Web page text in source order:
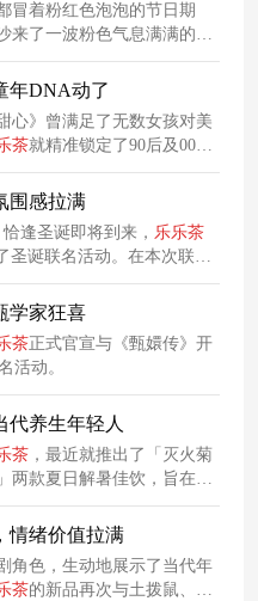
冒着粉红色泡泡的节日期
来了一波粉色气息满满的联
名以“粉红芭乐心软软”为主
你”联动套餐，深度满足消
年DNA动了
心》曾满足了无数女孩对美
茶就精准锁定了90后及00后
了一波联名，唤醒女孩们的
进产品销售。
围感拉满
逢圣诞即将到来， 乐乐茶
圣诞联名活动。在本次联名
与节日适配性，携手黄油小
名烘焙品，带给消费者“美味
学家狂喜
茶正式官宣与《甄嬛传》开
活动。
代养生年轻人
茶 ，最近就推出了「灭火菊
两款夏日解暑佳饮，旨在以
地将中式养生理念与现代奶
轻人对美味的追求，又符合
当下年轻人追求的朋克养生
情绪价值拉满
角色，生动地展示了当代年
茶的新品再次与土拨鼠、 柴